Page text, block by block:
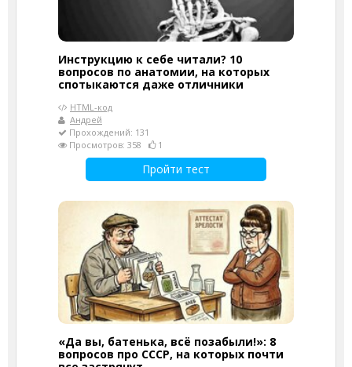
Инструкцию к себе читали? 10
вопросов по анатомии, на которых
спотыкаются даже отличники
HTML-код
Андрей
Прохождений: 131
Просмотров: 358
1
Пройти тест
«Да вы, батенька, всё позабыли!»: 8
вопросов про СССР, на которых почти